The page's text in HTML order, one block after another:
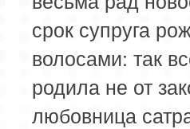
срок супруга
волосами: так
родила не от
любовница